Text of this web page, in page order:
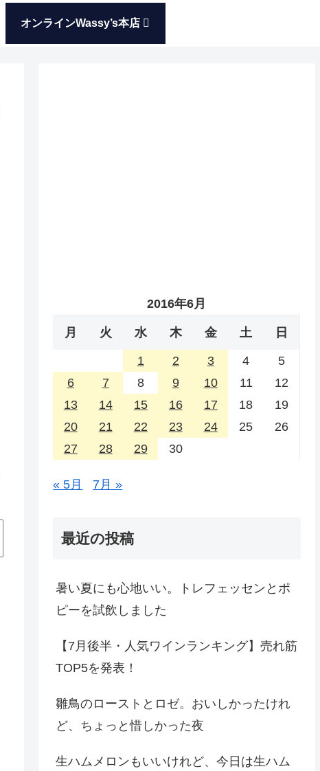
オンラインWassy’s本店
2016年6月
月 火 水 木 金 土 日
1 2 3 4
5
6
7 8 9 10 11
12
13
14 15 16 17 18
19
20
21 22 23 24 25
26
27
28 29 30
« 5月 7月 »
最近の投稿
暑い夏にも心地いい。トレフェッセンとポ
ピーを試飲しました
【7月後半・人気ワインランキング】売れ筋
TOP5を発表！
雛鳥のローストとロゼ。おいしかったけれ
ど、ちょっと惜しかった夜
生ハムメロンもいいけれど、今日は生ハム